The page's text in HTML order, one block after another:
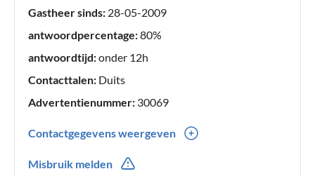
Gastheer sinds: 28-05-2009
antwoordpercentage:80%
antwoordtijd:onder 12h
Contacttalen: Duits
Advertentienummer: 30069
Contactgegevens weergeven
Misbruik melden